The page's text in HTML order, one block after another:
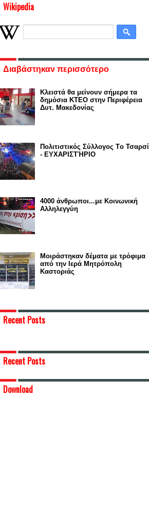
Wikipedia
Διαβάστηκαν περισσότερο
Κλειστά θα μείνουν σήμερα τα
δημόσια ΚΤΕΟ στην Περιφέρεια
Δυτ. Μακεδονίας
Πολιτιστικός Σύλλογος Tο Τσαρσί
- ΕΥΧΑΡΙΣΤΉΡΙΟ
4000 άνθρωποι...με Κοινωνική
Αλληλεγγύη
Μοιράστηκαν δέματα με τρόφιμα
από την Ιερά Μητρόπολη
Καστοριάς
Recent Posts
Recent Posts
Download